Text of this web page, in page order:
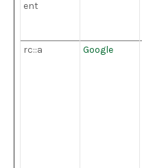
ent
rc::a Google